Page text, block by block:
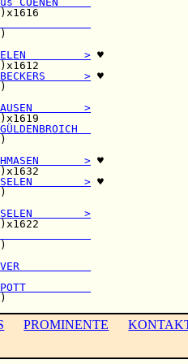
1653)
> ♥
> ♥
1663)
>
1668)
> ♥
> ♥
1677)
>
1682)x1622
1644)
HÖVER
| x1642
POTT
PROMINENTE